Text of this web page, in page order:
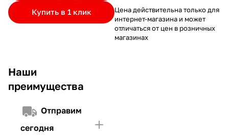
Купить в 1 клик
Наши
преимущества
Отправим
сегодня
и Первого взноса (в случае необходимости)
частями.
Если лимит ниже стоимости товара, недостающую
сумму нужно внести Первым взносом
4. Иметь достаточно средств для внесения первой части платежа
Цена действительна только для
интернет-магазина и может
отличаться от цен в розничных
магазинах